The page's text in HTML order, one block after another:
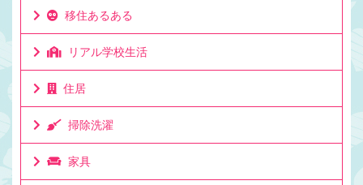
移住あるある
リアル学校生活
住居
掃除洗濯
家具